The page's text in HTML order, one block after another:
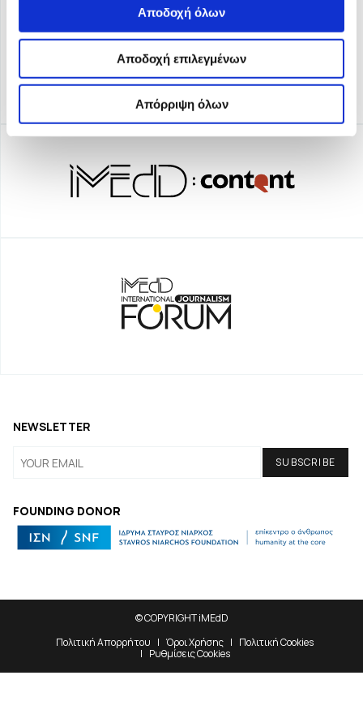
Αποδοχή όλων
Αποδοχή επιλεγμένων
Απόρριψη όλων
FOUNDING DONOR
NEWSLETTER
© COPYRIGHT iMEdD
Πολιτική Απορρήτου
Όροι Χρήσης
Πολιτική Cookies
Ρυθμίσεις Cookies